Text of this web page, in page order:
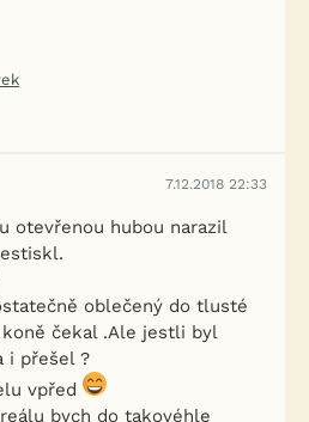
7.12.2018 22:33
otevřenou hubou narazil
oblečený do tlusté
čekal .Ale jestli byl
i přešel ?
vpřed
bych do takovéhle